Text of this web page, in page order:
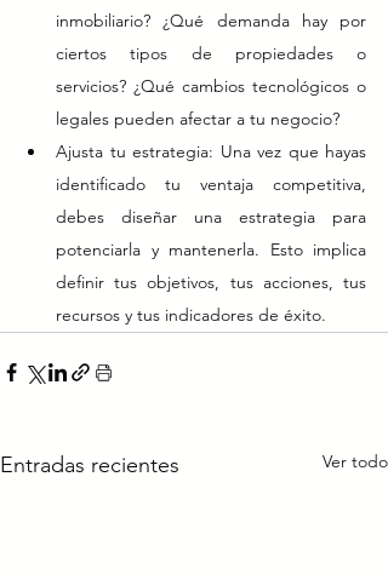
inmobiliario? ¿Qué demanda hay por
ciertos tipos de propiedades o
servicios? ¿Qué cambios tecnológicos o
legales pueden afectar a tu negocio?
Ajusta tu estrategia: Una vez que hayas
identificado tu ventaja competitiva,
debes diseñar una estrategia para
potenciarla y mantenerla. Esto implica
definir tus objetivos, tus acciones, tus
recursos y tus indicadores de éxito.
Entradas recientes Ver todo